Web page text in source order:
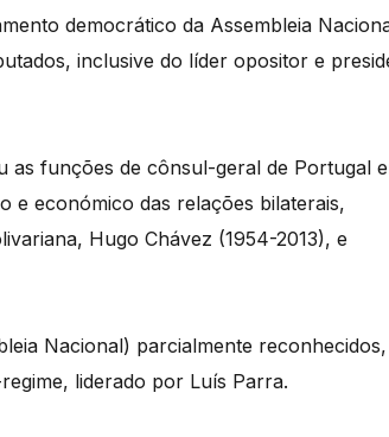
democrático da Assembleia
inclusive do líder opositor e
as funções de cônsul-geral de Portugal
e económico das relações bilaterais,
Hugo Chávez (1954-2013), e
Nacional) parcialmente
liderado por Luís Parra.